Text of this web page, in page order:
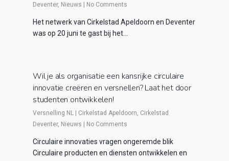
Deventer, Nieuws | No Comments
Het netwerk van Cirkelstad Apeldoorn en Deventer
was op 20 juni te gast bij het…
Wil je als organisatie een kansrijke circulaire
innovatie creëren en versnellen? Laat het door
studenten ontwikkelen!
Versnelling NL | Cirkelstad Apeldoorn, Cirkelstad
Deventer, Nieuws | No Comments
Circulaire innovaties vragen ongeremde blik
Circulaire producten en diensten ontwikkelen en